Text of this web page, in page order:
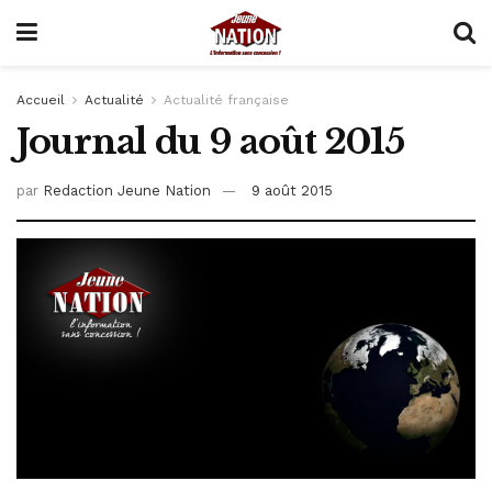
Accueil Actualité Actualité française
Journal du 9 août 2015
par Redaction Jeune Nation 9 août 2015